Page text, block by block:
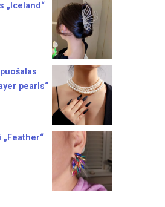
„Iceland“
pearls“
„Feather“